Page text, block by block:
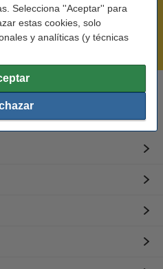
Selecciona ''Aceptar'' para
estas cookies, solo
y analíticas (y técnicas
de 09:00 a 20:00.